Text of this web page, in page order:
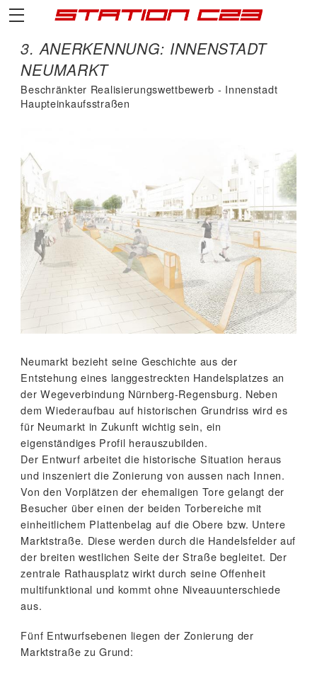
3. ANERKENNUNG: INNENSTADT
NEUMARKT
Beschränkter Realisierungswettbewerb - Innenstadt
Haupteinkaufsstraßen
Neumarkt bezieht seine Geschichte aus der
Entstehung eines langgestreckten Handelsplatzes an
der Wegeverbindung Nürnberg-Regensburg. Neben
dem Wiederaufbau auf historischen Grundriss wird es
für Neumarkt in Zukunft wichtig sein, ein
eigenständiges Profil herauszubilden.
Der Entwurf arbeitet die historische Situation heraus
und inszeniert die Zonierung von aussen nach Innen.
Von den Vorplätzen der ehemaligen Tore gelangt der
Besucher über einen der beiden Torbereiche mit
einheitlichem Plattenbelag auf die Obere bzw. Untere
Marktstraße. Diese werden durch die Handelsfelder auf
der breiten westlichen Seite der Straße begleitet. Der
zentrale Rathausplatz wirkt durch seine Offenheit
multifunktional und kommt ohne Niveauunterschiede
aus.
Fünf Entwurfsebenen liegen der Zonierung der
Marktstraße zu Grund: